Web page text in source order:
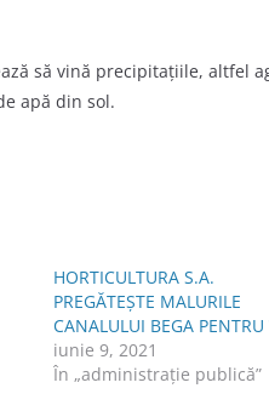
să vină precipitațiile, altfel
apă din sol.
HORTICULTURA S.A.
PREGĂTEȘTE MALURILE
CANALULUI BEGA PENTRU
iunie 9, 2021
În „administraţie publică”